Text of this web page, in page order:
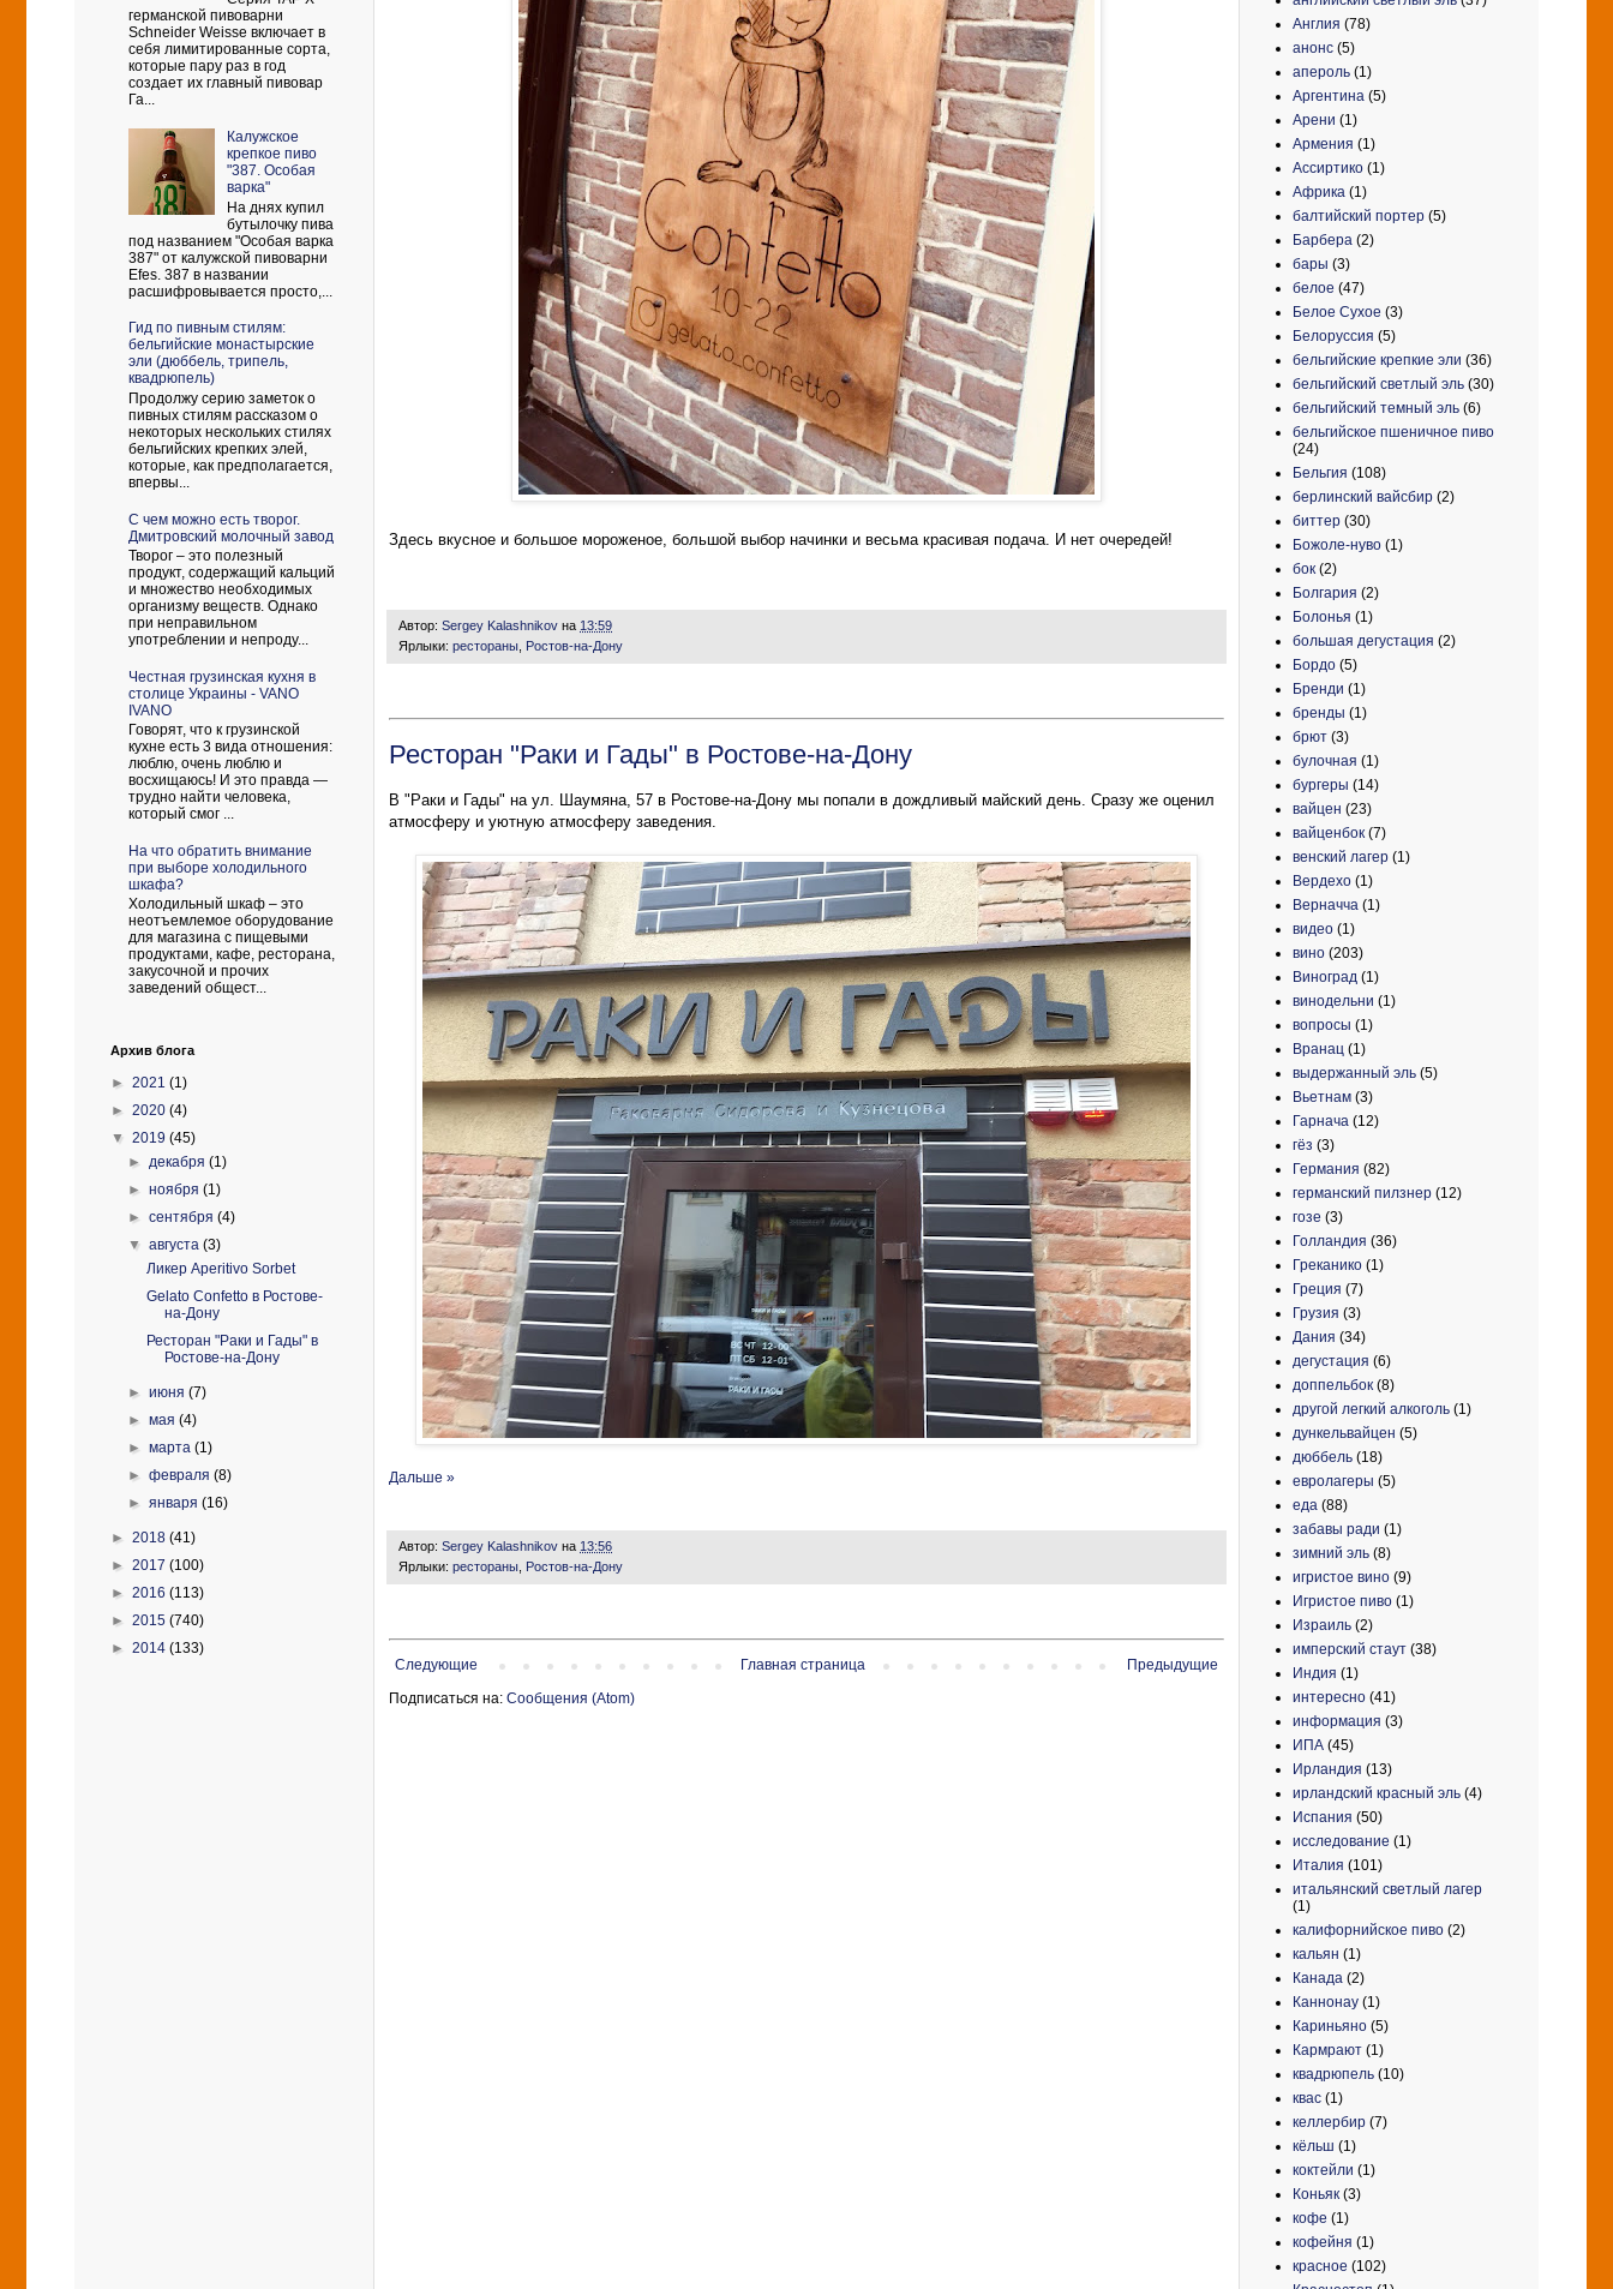
Здесь вкусное и большое мороженое, большой выбор начинки и весьма красивая подача. И нет очередей!
Автор: Sergey Kalashnikov на 13:59
Ярлыки: рестораны Ростов-на-Дону
Ресторан "Раки и Гады" в Ростове-на-Дону
В "Раки и Гады" на ул. Шаумяна, 57 в Ростове-на-Дону мы попали в дождливый майский день. Сразу же оценил
атмосферу и уютную атмосферу заведения.
Дальше »
Автор: Sergey Kalashnikov на 13:56
Ярлыки: рестораны Ростов-на-Дону
Следующие Предыдущие
Главная страница
Подписаться на: Сообщения (Atom)
германской пивоварни
Schneider Weisse включает в
себя лимитированные сорта,
которые пару раз в год
создает их главный пивовар
Га...
Калужское
крепкое пиво
"387. Особая
варка"
На днях купил
бутылочку пива
под названием "Особая варка
387" от калужской пивоварни
Efes. 387 в названии
расшифровывается просто,...
Гид по пивным стилям:
бельгийские монастырские
эли (дюббель, трипель,
квадрюпель)
Продолжу серию заметок о
пивных стилям рассказом о
некоторых нескольких стилях
бельгийских крепких элей,
которые, как предполагается,
впервы...
С чем можно есть творог.
Дмитровский молочный завод
Творог – это полезный
продукт, содержащий кальций
и множество необходимых
организму веществ. Однако
при неправильном
употреблении и непроду...
Честная грузинская кухня в
столице Украины - VANO
IVANO
Говорят, что к грузинской
кухне есть 3 вида отношения:
люблю, очень люблю и
восхищаюсь! И это правда —
трудно найти человека,
который смог ...
На что обратить внимание
при выборе холодильного
шкафа?
Холодильный шкаф – это
неотъемлемое оборудование
для магазина с пищевыми
продуктами, кафе, ресторана,
закусочной и прочих
заведений общест...
Архив блога
► 2021 (1)
► 2020 (4)
▼ 2019 (45)
► декабря(1)
►ноября(1)
►сентября(4)
▼августа(3)
Ликер Aperitivo Sorbet
Gelato Confetto в Ростове-
на-Дону
Ресторан "Раки и Гады" в
Ростове-на-Дону
►июня(7)
►мая(4)
►марта(1)
►февраля(8)
►января(16)
► 2018 (41)
► 2017 (100)
► 2016 (113)
► 2015 (740)
► 2014 (133)
Англия (78)
анонс (5)
апероль (1)
Аргентина (5)
Арени (1)
Армения (1)
Ассиртико (1)
Африка (1)
балтийский портер (5)
Барбера (2)
бары (3)
белое (47)
Белое Сухое (3)
Белоруссия (5)
бельгийские крепкие эли (36)
бельгийский светлый эль (30)
бельгийский темный эль (6)
бельгийское пшеничное пиво
(24)
Бельгия (108)
берлинский вайсбир (2)
биттер (30)
Божоле-нуво (1)
бок (2)
Болгария (2)
Болонья (1)
большая дегустация (2)
Бордо (5)
Бренди (1)
бренды (1)
брют (3)
булочная (1)
бургеры (14)
вайцен (23)
вайценбок (7)
венский лагер (1)
Вердехо (1)
Верначча (1)
видео (1)
вино (203)
Виноград (1)
винодельни (1)
вопросы (1)
Вранац (1)
выдержанный эль (5)
Вьетнам (3)
Гарнача (12)
гёз (3)
Германия (82)
германский пилзнер (12)
гозе (3)
Голландия (36)
Греканико (1)
Греция (7)
Грузия (3)
Дания (34)
дегустация (6)
доппельбок (8)
другой легкий алкоголь (1)
дункельвайцен (5)
дюббель (18)
евролагеры (5)
еда (88)
забавы ради (1)
зимний эль (8)
игристое вино (9)
Игристое пиво (1)
Израиль (2)
имперский стаут (38)
Индия (1)
интересно (41)
информация (3)
ИПА (45)
Ирландия (13)
ирландский красный эль (4)
Испания (50)
исследование (1)
Италия (101)
итальянский светлый лагер
(1)
калифорнийское пиво (2)
кальян (1)
Канада (2)
Каннонау (1)
Кариньяно (5)
Кармрают (1)
квадрюпель (10)
квас (1)
келлербир (7)
кёльш (1)
коктейли (1)
Коньяк (3)
кофе (1)
кофейня (1)
красное (102)